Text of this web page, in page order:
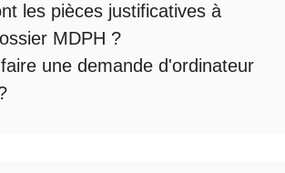
les pièces justificatives à
MDPH ?
une demande d'ordinateur